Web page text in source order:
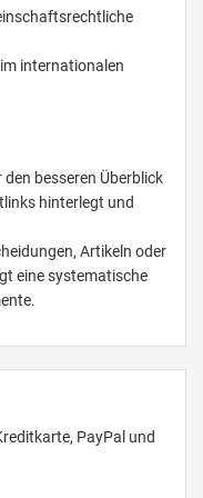
internationalen
besseren Überblick
hinterlegt und
Artikeln oder
eine systematische
PayPal und